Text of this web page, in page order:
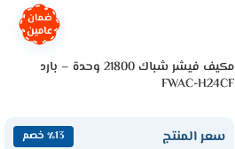
ضمان
عامين
مكيف فيشر شباك 21800 وحدة – بارد
FWAC-H24CF
سعر المنتج ٪13 خصم